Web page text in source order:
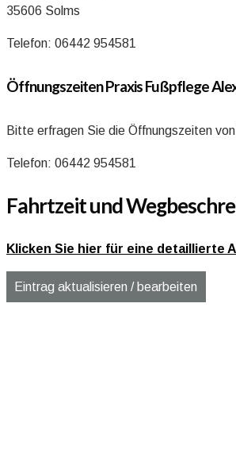
35606 Solms
Telefon: 06442 954581
Öffnungszeiten Praxis Fußpflege
Bitte erfragen Sie die Öffnungszeiten
Telefon: 06442 954581
Fahrtzeit und
Klicken Sie hier für eine detaillierte